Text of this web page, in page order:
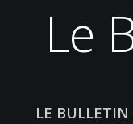
Le
LE